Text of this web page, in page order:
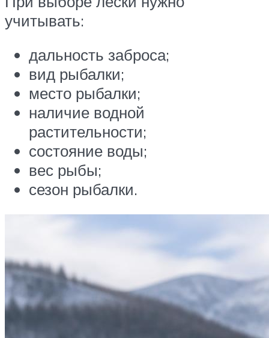
учитывать:
дальность заброса;
вид рыбалки;
место рыбалки;
наличие водной
растительности;
состояние воды;
вес рыбы;
сезон рыбалки.